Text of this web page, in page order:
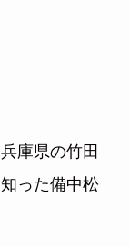
庫県の竹田
った備中松